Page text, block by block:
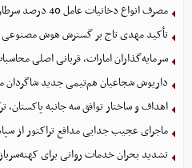
مصرف انواع دخانیات عامل 40 درصد سرطان‌هاست
تأکید مهدی تاج بر گسترش هوش مصنوعی
سرمایه‌گذاران امارات، قربانی اصلی
داریوش شجاعیان هم‌تیمی جدید
اهداف و ساختار توافق سه جانبه
ماجرای عجیب جدایی مدافع تراکتور از
تشدید بحران خدمات روانی برای